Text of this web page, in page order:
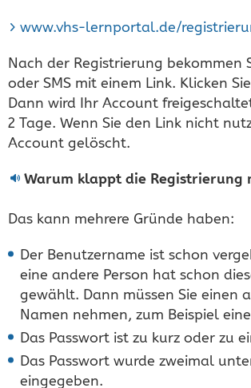
www.vhs-lernportal.de/
Nach der Registrierung bekommen
oder SMS mit einem Link. Klicken
Dann wird Ihr Account
2 Tage. Wenn Sie den Link nicht
Account gelöscht.
Warum klappt die Registrierung
Das kann mehrere Gründe haben:
Der Benutzername ist schon
eine andere Person hat schon
gewählt. Dann müssen Sie einen
Namen nehmen, zum Beispiel
Das Passwort ist zu kurz oder zu
Das Passwort wurde zweimal
eingegeben.